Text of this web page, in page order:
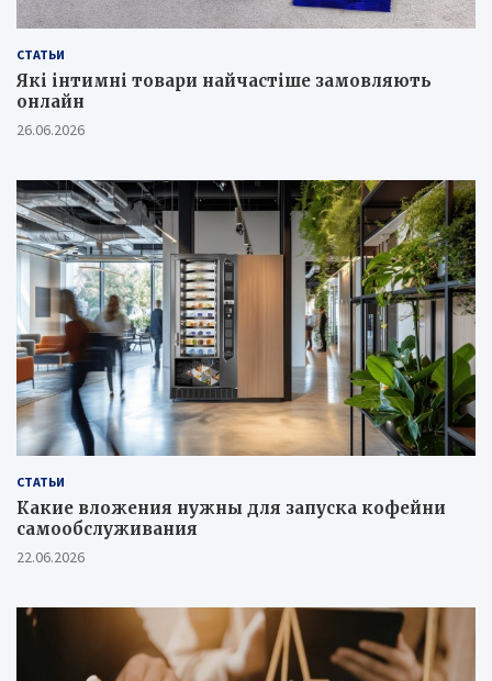
СТАТЬИ
Які інтимні товари найчастіше замовляють
онлайн
26.06.2026
СТАТЬИ
Какие вложения нужны для запуска кофейни
самообслуживания
22.06.2026